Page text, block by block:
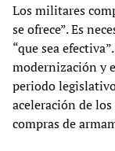
Los militares
se ofrece”. Es
“que sea
modernización y
periodo
aceleración de
compras de